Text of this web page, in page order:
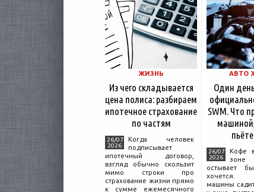
ЖИЗНЬ
Из чего складывается
цена полиса: разбираем
ипотечное страхование
по частям
26/07
2026
Когда человек
подписывает
ипотечный договор,
взгляд обычно скользит
мимо строки про
страхование жизни прямо
к сумме ежемесячного
АВТО
Один
SWM. Что
26/07
2026
Кофе
остывает
хочется.
машины